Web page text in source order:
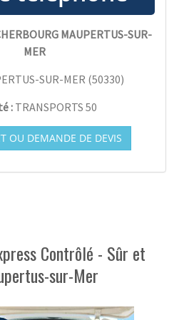
MAUPERTUS-SUR-
MER
SUR-MER (50330)
:TRANSPORTS 50
OU DEMANDE DE DEVIS
Contrôlé - Sûr et
sur-Mer